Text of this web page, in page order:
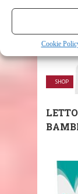
Cookie
SHOP